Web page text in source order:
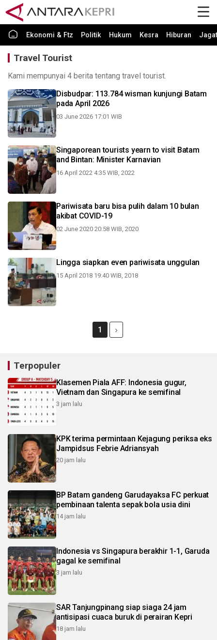
Ekonomi & Ftz Politik Hukum Kesra Hiburan Jagat
Travel Tourist
Kami mempunyai 4 berita tentang travel tourist.
Disbudpar: 113.784 wisman kunjungi Batam
pada April 2026
03 June 2026 17:01 WIB
Singaporean tourists yearn to visit Batam
and Bintan: Minister Karnavian
16 April 2022 4:35 WIB, 2022
Pariwisata baru bisa pulih dalam 10 bulan
akibat COVID-19
02 June 2020 20:58 WIB, 2020
Lingga siapkan even pariwisata unggulan
15 April 2018 19:40 WIB, 2018
1
Terpopuler
Klasemen Piala AFF: Indonesia gugur,
Vietnam dan Singapura ke semifinal
3 jam lalu
KPK terima permintaan Kejagung periksa eks
Jampidsus Febrie Adriansyah
20 jam lalu
BP Batam gandeng Garudayaksa FC perkuat
pembinaan talenta sepak bola usia dini
14 jam lalu
Indonesia vs Singapura berakhir 1-1, Garuda
gagal ke semifinal
3 jam lalu
SAR Tanjungpinang siap siaga 24 jam
antisipasi cuaca buruk di perairan Kepri
18 jam lalu